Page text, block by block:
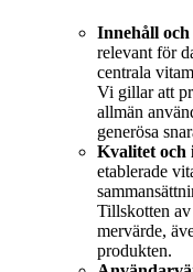
Innehåll och
relevant för
centrala
Vi gillar att
allmän
generösa
Kvalitet och
etablerade
Tillskotten
mervärde,
produkten.